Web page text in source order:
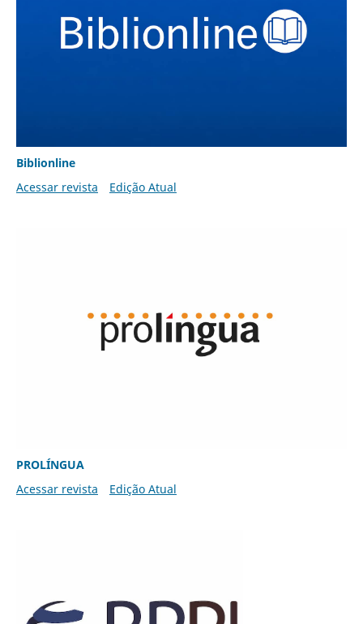
Biblionline
Acessar revista
Edição Atual
PROLÍNGUA
Acessar revista
Edição Atual